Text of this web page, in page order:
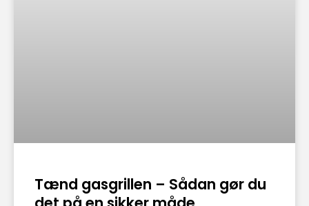
Tænd gasgrillen – Sådan gør du